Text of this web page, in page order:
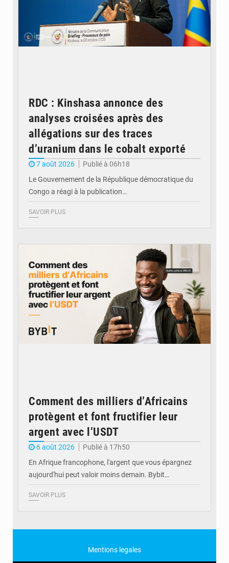
RDC : Kinshasa annonce des
analyses croisées après des
allégations sur des traces
d’uranium dans le cobalt exporté
7 août 2026
Publié à 06h18
Le Gouvernement de la République démocratique du
Congo a réagi à la publication…
SAVOIR PLUS
Comment des milliers d’Africains
protègent et font fructifier leur
argent avec l’USDT
6 août 2026
Publié à 17h50
En Afrique francophone, l'argent que vous épargnez
aujourd'hui peut valoir moins demain. Bybit…
SAVOIR PLUS
Mentions legales